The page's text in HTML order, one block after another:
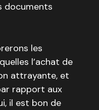
documents
les
l’achat de
attrayante, et
rapport aux
il est bon de